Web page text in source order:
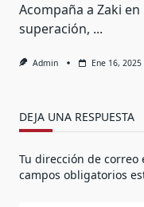
Acompaña a Zaki
superación, ...
Admin Ene 16, 2025
DEJA UNA RESPUESTA
Tu dirección de
campos obligatorios